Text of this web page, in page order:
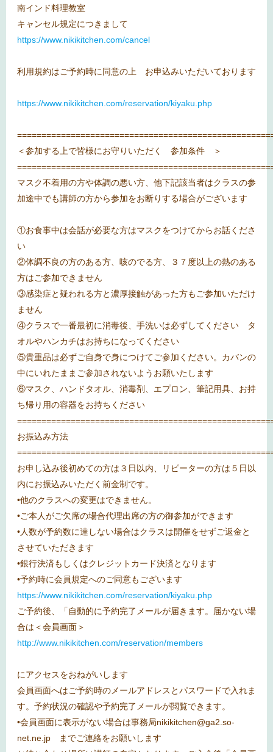
南インド料理教室
キャンセル規定につきまして
https://www.nikikitchen.com/cancel
利用規約はご予約時に同意の上 お申込みいただいております
https://www.nikikitchen.com/reservation/kiyaku.php
＜参加する上で皆様にお守りいただく 参加条件 ＞
マスク不着用の方や体調の悪い方、他下記該当者はクラスの参
加途中でも講師の方から参加をお断りする場合がございます
①お食事中は会話が必要な方はマスクをつけてからお話くださ
い
②体調不良の方のある方、咳のでる方、３７度以上の熱のある
方はご参加できません
③感染症と疑われる方と濃厚接触があった方もご参加いただけ
ません
④クラスで一番最初に消毒後、手洗いは必ずしてください タ
オルやハンカチはお持ちになってください
⑤貴重品は必ずご自身で身につけてご参加ください。カバンの
中にいれたままご参加されないようお願いたします
⑥マスク、ハンドタオル、消毒剤、エプロン、筆記用具、お持
ち帰り用の容器をお持ちください
お振込み方法
お申し込み後初めての方は３日以内、リピーターの方は５日以
内にお振込みいただく前金制です。
•他のクラスへの変更はできません。
•ご本人がご欠席の場合代理出席の方の御参加ができます
•人数が予約数に達しない場合はクラスは開催をせずご返金と
させていただきます
•銀行決済もしくはクレジットカード決済となります
•予約時に会員規定へのご同意もございます
https://www.nikikitchen.com/reservation/kiyaku.php
ご予約後、「自動的に予約完了メールが届きます。届かない場
合は＜会員画面＞
http://www.nikikitchen.com/reservation/members
にアクセスをおねがいします
会員画面へはご予約時のメールアドレスとパスワードで入れま
す。予約状況の確認や予約完了メールが閲覧できます。
•会員画面に表示がない場合は事務局nikikitchen@ga2.so-
net.ne.jp までご連絡をお願いします